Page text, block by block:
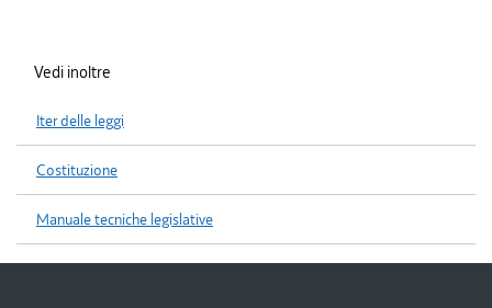
Vedi inoltre
Iter delle leggi
Costituzione
Manuale tecniche legislative